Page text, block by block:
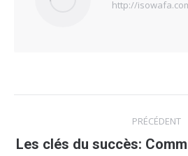
http://
article
PRÉCÉDENT
Les clés du succès: